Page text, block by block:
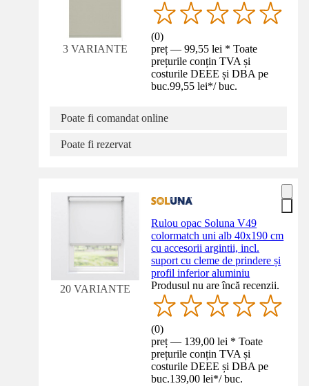
3 VARIANTE
(0)
preț — 99,55 lei * Toate
prețurile conțin TVA și
costurile DEEE și DBA pe
buc.99,55 lei*/ buc.
Poate fi comandat online
Poate fi rezervat
20 VARIANTE
Rulou opac Soluna V49
colormatch uni alb 40x190 cm
cu accesorii argintii, incl.
suport cu cleme de prindere și
profil inferior aluminiu
Produsul nu are încă recenzii.
(0)
preț — 139,00 lei * Toate
prețurile conțin TVA și
costurile DEEE și DBA pe
buc.139,00 lei*/ buc.